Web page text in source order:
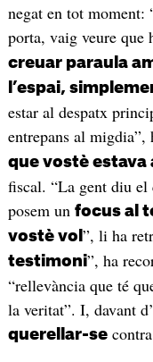
negat en tot
porta, vaig veure que
creuar paraula
l’espai,
estar al despatx
entrepans al migdia”,
que vostè estava
fiscal. “La gent diu el
posem un focus al
vostè vol ”, li ha
testimoni”, ha
“rellevància que té
la veritat”. I, davant
querellar-se